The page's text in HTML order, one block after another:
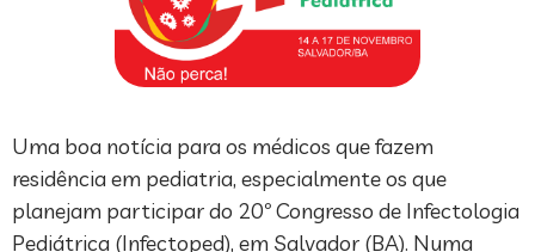
Uma boa notícia para os médicos que fazem
residência em pediatria, especialmente os que
planejam participar do 20º Congresso de Infectologia
Pediátrica (Infectoped), em Salvador (BA). Numa